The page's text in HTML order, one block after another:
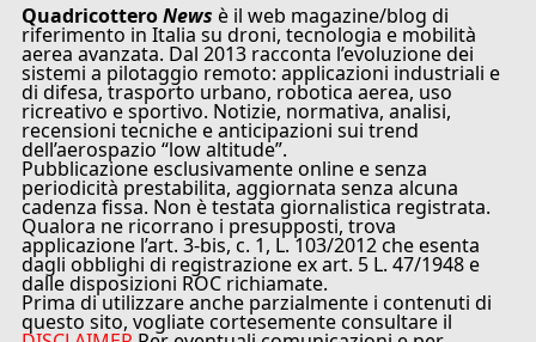
QuadricotteroNews è il web magazine/blog di
riferimento in Italia su droni, tecnologia e mobilità
aerea avanzata. Dal 2013 racconta l’evoluzione dei
sistemi a pilotaggio remoto: applicazioni industriali e
di difesa, trasporto urbano, robotica aerea, uso
ricreativo e sportivo. Notizie, normativa, analisi,
recensioni tecniche e anticipazioni sui trend
dell’aerospazio “low altitude”.
Pubblicazione esclusivamente online e senza
periodicità prestabilita, aggiornata senza alcuna
cadenza fissa. Non è testata giornalistica registrata.
Qualora ne ricorrano i presupposti, trova
applicazione l’art. 3-bis, c. 1, L. 103/2012 che esenta
dagli obblighi di registrazione ex art. 5 L. 47/1948 e
dalle disposizioni ROC richiamate.
Prima di utilizzare anche parzialmente i contenuti di
questo sito, vogliate cortesemente consultare il